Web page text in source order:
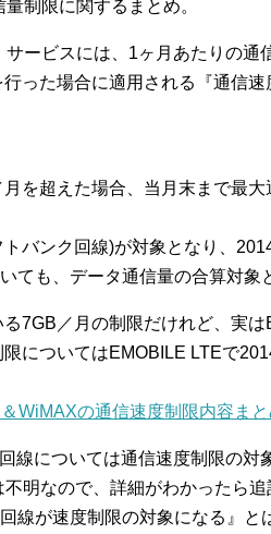
制限に関するまとめ。
ービスには、1ヶ月あたりの通
った場合に適用される『通信
を超えた場合、当月末まで最大
バンク回線)が対象となり、
ても、データ通信量の合算対象
7GB／月の制限だけれど、実
についてはEMOBILE LTEで
WiMAXの通信速度制限内容ま
線については通信速度制限の対
明なので、詳細がわかったら追
線が速度制限の対象になる』と